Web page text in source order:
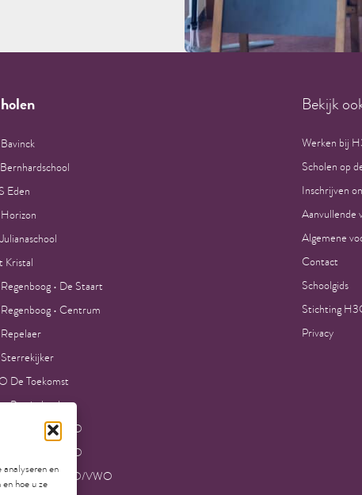
en
hoe u ze
Eden
Kristal
• De Staart
• Centrum
De Toekomst
Petrischool
College VMBO
College MAVO
College HAVO/VWO
Bekijk
Werken bij
Scholen op
Inschrijven
Aanvullende
Algemene
Contact
Schoolgids
Stichting
Privacy